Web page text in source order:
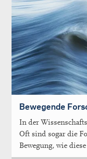
Bewegende
In der
Oft sind sogar die
Bewegung, wie